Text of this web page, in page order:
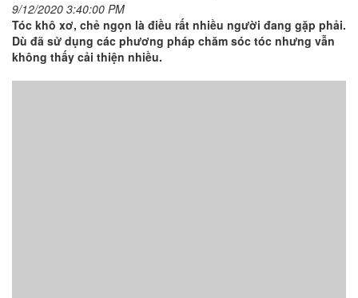
9/12/2020 3:40:00 PM
Tóc khô xơ, chẻ ngọn là điều rất nhiều người đang gặp phải.
Dù đã sử dụng các phương pháp chăm sóc tóc nhưng vẫn
không thấy cải thiện nhiều.